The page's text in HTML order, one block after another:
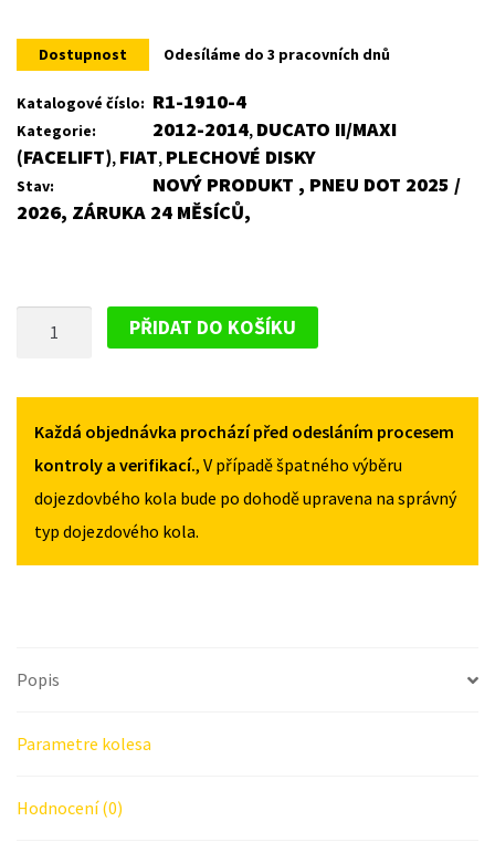
Dostupnost Odesíláme do 3 pracovních dnů
Katalogové číslo: R1-1910-4
Kategorie: 2012-2014, DUCATO II/MAXI
(FACELIFT), FIAT, PLECHOVÉ DISKY
Stav:
NOVÝ PRODUKT , PNEU DOT 2025 /
2026, ZÁRUKA 24 MĚSÍCŮ,
FIAT
DUCATO
II/MAXI
2012-
2014
MNOŽSTVÍ
PŘIDAT DO KOŠÍKU
Každá objednávka prochází před odesláním procesem
kontroly a verifikací., V případě špatného výběru
dojezdovbého kola bude po dohodě upravena na správný
typ dojezdového kola.
Popis
Parametre kolesa
Hodnocení (0)